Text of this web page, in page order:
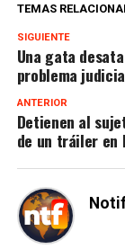
TEMAS
SIGUIENTE
Una gata
problema
ANTERIOR
Detienen al
de un tráiler en